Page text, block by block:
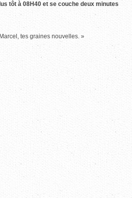
tôt à 08H40 et se couche deux minutes
tes graines nouvelles. »